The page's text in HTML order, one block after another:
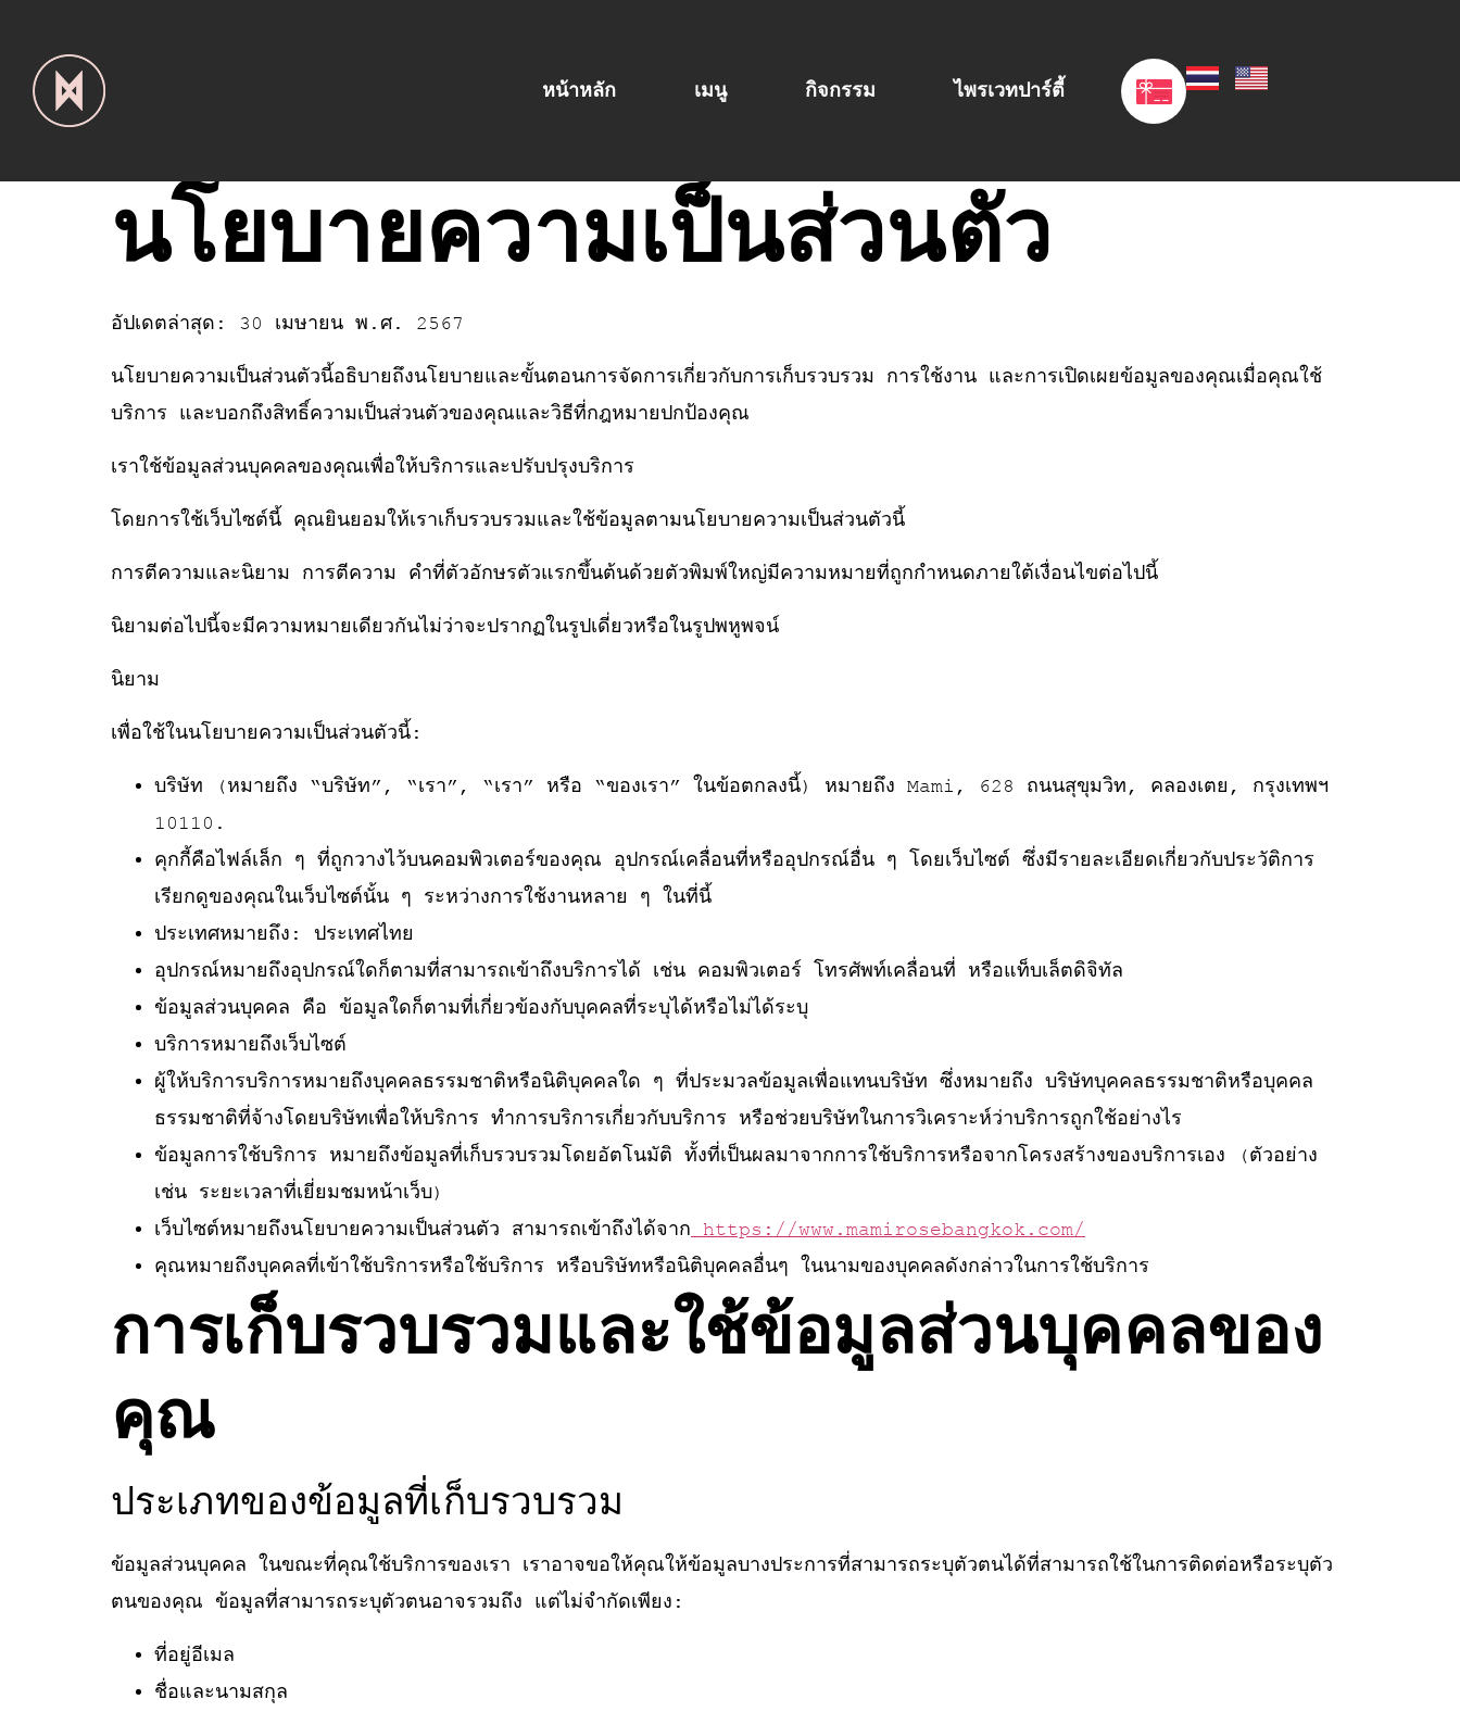
หน้าหลัก เมนู กิจกรรม ไพรเวทปาร์ตี้
นโยบายความเป็นส่วนตัว
อัปเดตล่าสุด: 30 เมษายน พ.ศ. 2567
นโยบายความเป็นส่วนตัวนี้อธิบายถึงนโยบายและขั้นตอนการจัดการเกี่ยวกับการเก็บรวบรวม การใช้งาน และการเปิดเผยข้อมูลของคุณเมื่อคุณใช้
บริการ และบอกถึงสิทธิ์ความเป็นส่วนตัวของคุณและวิธีที่กฎหมายปกป้องคุณ
เราใช้ข้อมูลส่วนบุคคลของคุณเพื่อให้บริการและปรับปรุงบริการ
โดยการใช้เว็บไซต์นี้ คุณยินยอมให้เราเก็บรวบรวมและใช้ข้อมูลตามนโยบายความเป็นส่วนตัวนี้
การตีความและนิยาม การตีความ คำที่ตัวอักษรตัวแรกขึ้นต้นด้วยตัวพิมพ์ใหญ่มีความหมายที่ถูกกำหนดภายใต้เงื่อนไขต่อไปนี้
นิยามต่อไปนี้จะมีความหมายเดียวกันไม่ว่าจะปรากฏในรูปเดี่ยวหรือในรูปพหูพจน์
นิยาม
เพื่อใช้ในนโยบายความเป็นส่วนตัวนี้:
บริษัท (หมายถึง “บริษัท”, “เรา”, “เรา” หรือ “ของเรา” ในข้อตกลงนี้) หมายถึง Mami, 628 ถนนสุขุมวิท, คลองเตย, กรุงเทพฯ
10110.
คุกกี้คือไฟล์เล็ก ๆ ที่ถูกวางไว้บนคอมพิวเตอร์ของคุณ อุปกรณ์เคลื่อนที่หรืออุปกรณ์อื่น ๆ โดยเว็บไซต์ ซึ่งมีรายละเอียดเกี่ยวกับประวัติการ
เรียกดูของคุณในเว็บไซต์นั้น ๆ ระหว่างการใช้งานหลาย ๆ ในที่นี้
ประเทศหมายถึง: ประเทศไทย
อุปกรณ์หมายถึงอุปกรณ์ใดก็ตามที่สามารถเข้าถึงบริการได้ เช่น คอมพิวเตอร์ โทรศัพท์เคลื่อนที่ หรือแท็บเล็ตดิจิทัล
ข้อมูลส่วนบุคคล คือ ข้อมูลใดก็ตามที่เกี่ยวข้องกับบุคคลที่ระบุได้หรือไม่ได้ระบุ
บริการหมายถึงเว็บไซต์
ผู้ให้บริการบริการหมายถึงบุคคลธรรมชาติหรือนิติบุคคลใด ๆ ที่ประมวลข้อมูลเพื่อแทนบริษัท ซึ่งหมายถึง บริษัทบุคคลธรรมชาติหรือบุคคล
ธรรมชาติที่จ้างโดยบริษัทเพื่อให้บริการ ทำการบริการเกี่ยวกับบริการ หรือช่วยบริษัทในการวิเคราะห์ว่าบริการถูกใช้อย่างไร
ข้อมูลการใช้บริการ หมายถึงข้อมูลที่เก็บรวบรวมโดยอัตโนมัติ ทั้งที่เป็นผลมาจากการใช้บริการหรือจากโครงสร้างของบริการเอง (ตัวอย่าง
เช่น ระยะเวลาที่เยี่ยมชมหน้าเว็บ)
เว็บไซต์หมายถึงนโยบายความเป็นส่วนตัว สามารถเข้าถึงได้จาก https://www.mamirosebangkok.com/
คุณหมายถึงบุคคลที่เข้าใช้บริการหรือใช้บริการ หรือบริษัทหรือนิติบุคคลอื่นๆ ในนามของบุคคลดังกล่าวในการใช้บริการ
การเก็บรวบรวมและใช้ข้อมูลส่วนบุคคลของ
คุณ
ประเภทของข้อมูลที่เก็บรวบรวม
ข้อมูลส่วนบุคคล ในขณะที่คุณใช้บริการของเรา เราอาจขอให้คุณให้ข้อมูลบางประการที่สามารถระบุตัวตนได้ที่สามารถใช้ในการติดต่อหรือระบุตัว
ตนของคุณ ข้อมูลที่สามารถระบุตัวตนอาจรวมถึง แต่ไม่จำกัดเพียง:
ที่อยู่อีเมล
ชื่อและนามสกุล